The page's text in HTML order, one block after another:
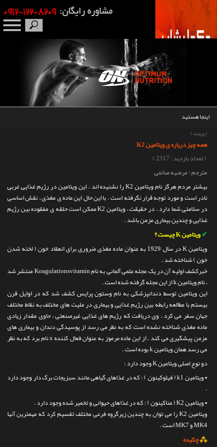
محصولات
اخبار
مقالات
تماس با ما
اینجا هستید
(پرینت )
همه چیز دریاره ی ویتامین K2
( تعداد بازدید : 2317 )
مترجم : مرضیه صائمی
بیشتر مردم هرگز نام ویتامین K2 را نشنیده اند . این ویتامین در رژیم غذایی غربی
نادر است و مورد توجه قرار نگرفته است . با این حال این ماده ی مغذی ، نقش اساسی
در سلامتی شما دارد . در حقیقت ، ویتامین K2 ممکن است حلقه ی مفقوده بین رژیم
غذایی و چندین بیماری مزمن باشد .
✔ویتامین K چیست ؟
ویتامین K در سال 1929 به عنوان ماده مغذی ضروری برای انعقاد خون ( لخته شدن
خون ) شناخته شد .
خبرکشف اولیه آن در یک مجله علمی آلمانی به نام Koagulationsvitamin منتشر شد
، نام ویتامین k از این مجله گرفته شده است .
این ویتامین توسط دندانپزشکی به نام وستون پرایس کشف شد که در اوایل قرن
بیستم با مطالعه رابطه بین رژیم غذایی و بیماری در ملیت های مختلف به نقاط مختلف
جهان سفر می کرد ، وی دریافت که رژیم های غذایی غیرصنعتی ، حاوی مقدار زیادی
ماده مغذی شناخته نشده است که به نظر می رسد از پوسیدگی دندان و بیماری های
مزمن پیشگیری می کند . از این ماده مرموز به عنوان فعال کننده x نام برد که به نظر
می رسد همان ویتامین k بوده است .
دو نوع اصلی ویتامین K وجود دارد :
• ویتامین k1 ( فیلوکینون ) : که در غذاهای گیاهی مانند سبزیجات برگ دار وجود دارد
.
• ویتامین K2 ( مناکینون ) : که در غذاهای حیوانی و تخمیر شده وجود دارد .
ویتامین K2 را می توان به چندین زیرگروه فرعی مختلف تقسیم کرد که مهمترین آنها
MK4 و MK7 است .
⁂چکیده